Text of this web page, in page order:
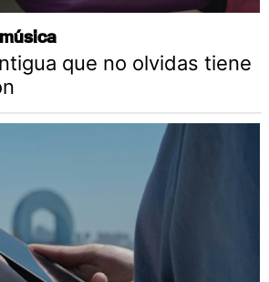
que no olvidas tiene